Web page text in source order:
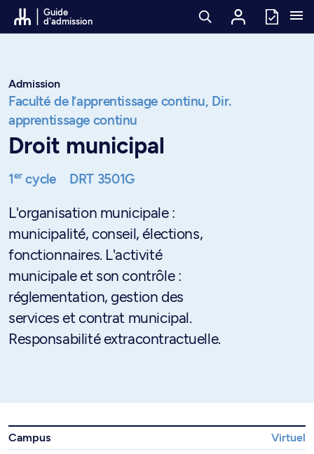
Passer au contenu
Guide
d'admission
Admission
Faculté de l’apprentissage continu, Dir.
apprentissage continu
Droit municipal
1ercycle DRT 3501G
L'organisation municipale :
municipalité, conseil, élections,
fonctionnaires. L'activité
municipale et son contrôle :
réglementation, gestion des
services et contrat municipal.
Responsabilité extracontractuelle.
Campus
Virtuel